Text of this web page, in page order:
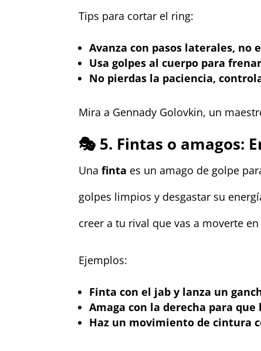
Tips para cortar el ring:
Avanza con pasos laterales, no
Usa golpes al cuerpo para
No pierdas la paciencia,
Mira a Gennady Golovkin, un
🎭 5. Fintas o amagos:
Una finta es un amago de golpe
golpes limpios y desgastar su
creer a tu rival que vas a moverte
Ejemplos:
Finta con el jab y lanza un
Amaga con la derecha para
Haz un movimiento de cintura